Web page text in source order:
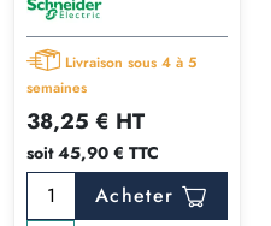
Livraison sous 4 à 5
semaines
38,25 € HT
soit 45,90 € TTC
Acheter